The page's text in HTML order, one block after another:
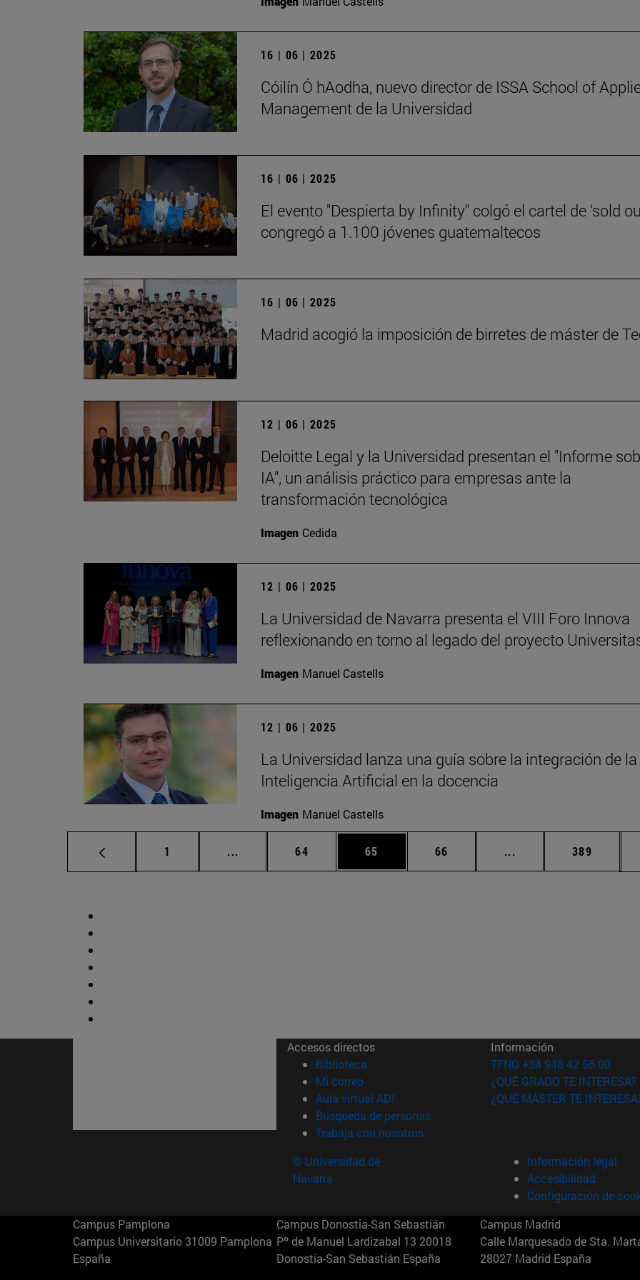
16 | 06 | 2025
Cóilín Ó hAodha, nuevo director de ISSA School of
Management de la Universidad
16 | 06 | 2025
El evento "Despierta by Infinity" colgó el cartel de ‘sold
congregó a 1.100 jóvenes guatemaltecos
16 | 06 | 2025
Madrid acogió la imposición de birretes de máster de
12 | 06 | 2025
Deloitte Legal y la Universidad presentan el "Informe
IA", un análisis práctico para empresas ante la
transformación tecnológica
Imagen Cedida
12 | 06 | 2025
La Universidad de Navarra presenta el VIII Foro Innova
reflexionando en torno al legado del proyecto
Imagen Manuel Castells
12 | 06 | 2025
La Universidad lanza una guía sobre la integración de la
Inteligencia Artificial en la docencia
Imagen Manuel Castells
Página
1 ... Páginas intermedias Use TAB para desplazarse.
Página
64 Página
65 Página
66 ... Páginas intermedias
Página
389
Accesos directos
Biblioteca (abre en nueva ventana)
Mi correo(abre en nueva ventana)
Aula virtual ADI (abre en nueva ventana)
Búsqueda de personas(abre en nueva ventana)
Trabaja con nosotros(abre en nueva ventana)
Información
TFNO +34 948 42 56 00
¿QUÉ GRADO TE INTERESA?
¿QUÉ MÁSTER TE
© Universidad de
Navarra
Información legal
Accesibilidad
Configuración de
Campus Pamplona
Campus Universitario 31009 Pamplona
España
Campus Donostia-San Sebastián
Pº de Manuel Lardizabal 13 20018
Donostia-San Sebastián España
Campus Madrid
Calle Marquesado de Sta.
28027 Madrid España